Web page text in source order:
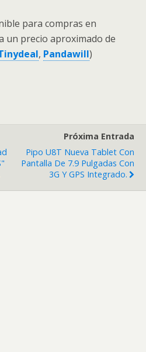
para compras en
un precio aproximado de
, Pandawill)
Próxima Entrada
Pipo U8T Nueva Tablet Con
Pantalla De 7.9 Pulgadas Con
3G Y GPS Integrado.